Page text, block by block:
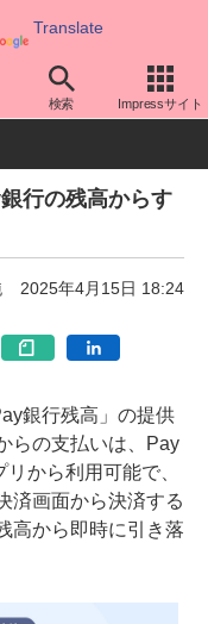
Translate
検索 Impressサイト
/金融
行の残高からす
2025年4月15日 18:24
銀行残高」の提供
らの支払いは、Pay
から利用可能で、
済画面から決済する
高から即時に引き落